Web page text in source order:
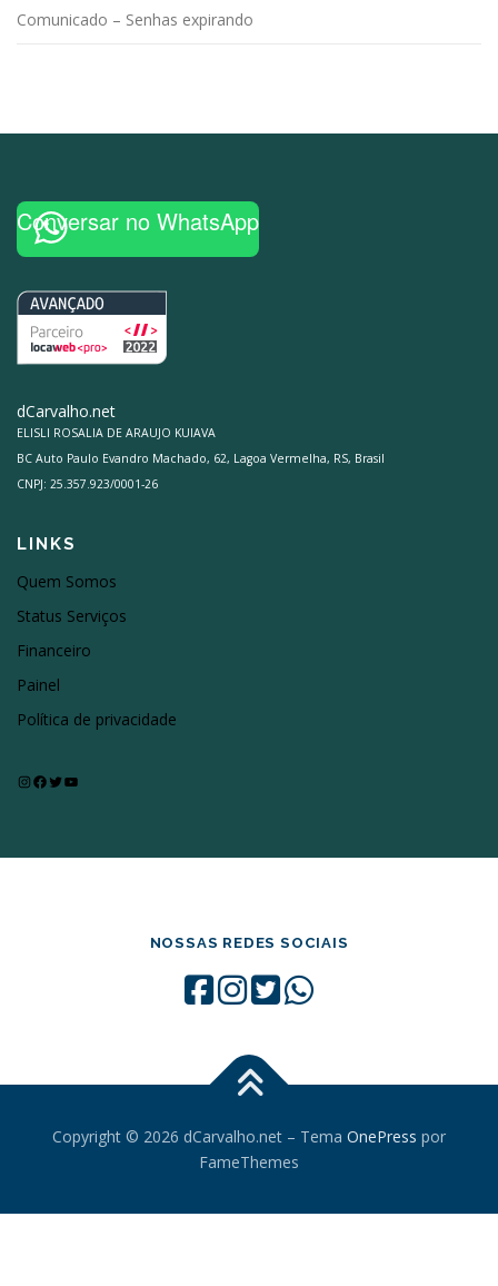
Comunicado – Senhas expirando
Conversar no WhatsApp
dCarvalho.net
ELISLI ROSALIA DE ARAUJO KUIAVA
BC Auto Paulo Evandro Machado, 62, Lagoa Vermelha, RS, Brasil
CNPJ: 25.357.923/0001-26
LINKS
Quem Somos
Status Serviços
Financeiro
Painel
Política de privacidade
InstagramFacebook Twitter Youtube
NOSSAS REDES SOCIAIS
Copyright © 2026 dCarvalho.net – Tema OnePress por
FameThemes